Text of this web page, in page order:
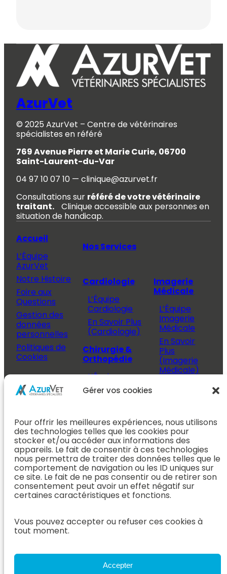
Gérer vos cookies
Pour offrir les meilleures expériences, nous utilisons
des technologies telles que les cookies pour
stocker et/ou accéder aux informations des
appareils. Le fait de consentir à ces technologies
nous permettra de traiter des données telles que le
comportement de navigation ou les ID uniques sur
ce site. Le fait de ne pas consentir ou de retirer son
consentement peut avoir un effet négatif sur
certaines caractéristiques et fonctions.
Vous pouvez accepter ou refuser ces cookies à
tout moment.
Accepter
AzurVet
© 2025 AzurVet – Centre de vétérinaires
spécialistes en référé
769 Avenue Pierre et Marie Curie, 06700
Saint-Laurent-du-Var
04 97 10 07 10 — clinique@azurvet.fr
Consultations sur référé de votre vétérinaire
traitant. Clinique accessible aux personnes en
situation de handicap.
Accueil
L’Équipe
AzurVet
Notre Histoire
Foire aux
Questions
Gestion des
données
personnelles
Politiques de
Cookies
Propriétaire
Prendre
rendez-vous
Après mon
rendez-vous
Espace
Vétérinaire
cas
Nous rejoindre
AzurVet
Nos Services
Cardiologie
L’Équipe
Cardiologie
En Savoir Plus
(Cardiologie)
Chirurgie &
Orthopédie
L’Équipe
Chirurgie &
Orthopédie
(Chirurgie &
Orthopédie)
Dentisterie &
ORL
L’Équipe
Dentisterie &
ORL
(Dentisterie &
ORL)
L’Équipe
Hospitalisation
Imagerie
Médicale
L’Équipe
Imagerie
Médicale
En Savoir
Plus
(Imagerie
Médicale)
Médecine
Interne
En Savoir
Plus
(Médecine
Interne)
Neurologie
Neurologie
(Neurologie)